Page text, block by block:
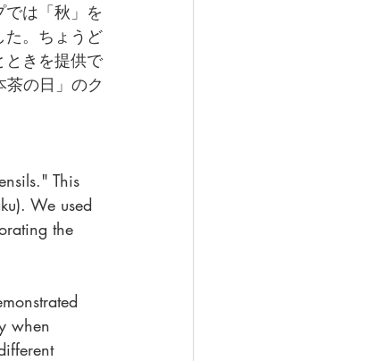
は「秋」を
た。ちょうど
ときを提供で
の日」のク
This
We used
the
when